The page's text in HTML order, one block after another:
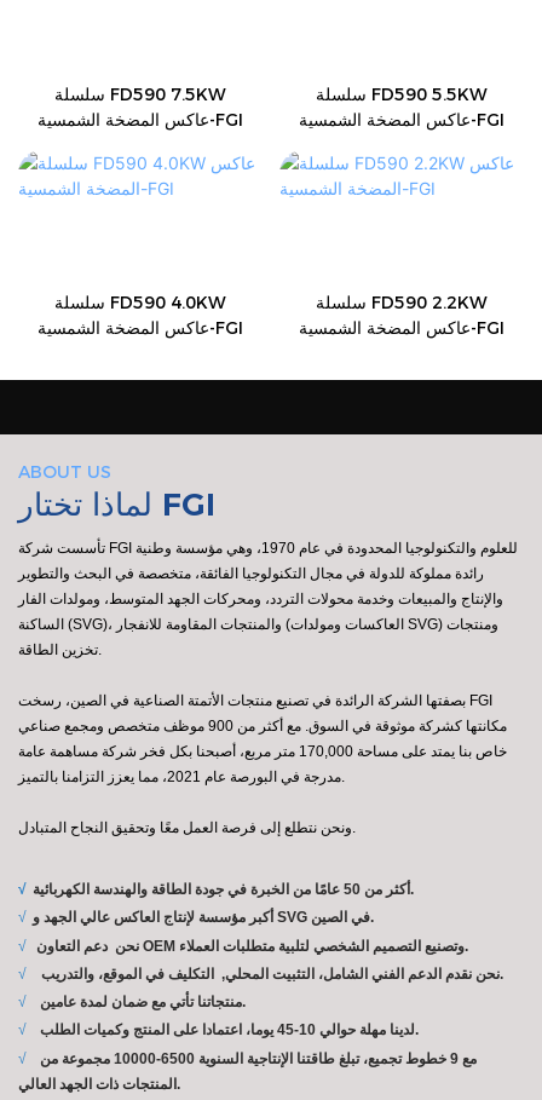
سلسلة FD590 7.5KW
عاكس المضخة الشمسية-FGI
سلسلة FD590 5.5KW
عاكس المضخة الشمسية-FGI
سلسلة FD590 4.0KW
عاكس المضخة الشمسية-FGI
سلسلة FD590 2.2KW
عاكس المضخة الشمسية-FGI
ABOUT US
لماذا تختار FGI
تأسست شركة FGI للعلوم والتكنولوجيا المحدودة في عام 1970، وهي مؤسسة وطنية
رائدة مملوكة للدولة في مجال التكنولوجيا الفائقة، متخصصة في البحث والتطوير
والإنتاج والمبيعات وخدمة محولات التردد، ومحركات الجهد المتوسط، ومولدات الفار
الساكنة (SVG)، والمنتجات المقاومة للانفجار (العاكسات ومولدات SVG) ومنتجات
تخزين الطاقة.
بصفتها الشركة الرائدة في تصنيع منتجات الأتمتة الصناعية في الصين، رسخت FGI
مكانتها كشركة موثوقة في السوق. مع أكثر من 900 موظف متخصص ومجمع صناعي
خاص بنا يمتد على مساحة 170,000 متر مربع، أصبحنا بكل فخر شركة مساهمة عامة
مدرجة في البورصة عام 2021، مما يعزز التزامنا بالتميز.
ونحن نتطلع إلى فرصة العمل معًا وتحقيق النجاح المتبادل.
√
أكثر من 50 عامًا من الخبرة في جودة الطاقة والهندسة الكهربائية.
√
أكبر مؤسسة لإنتاج العاكس عالي الجهد و SVG في الصين.
√
نحن
دعم التعاون OEM وتصنيع التصميم الشخصي لتلبية متطلبات العملاء.
√
نحن نقدم الدعم الفني الشامل، التثبيت المحلي,
التكليف في الموقع، والتدريب.
√
منتجاتنا تأتي مع ضمان لمدة عامين.
√
لدينا مهلة حوالي 10-45 يوما، اعتمادا على المنتج وكميات الطلب.
√
المنتجات ذات الجهد العالي.